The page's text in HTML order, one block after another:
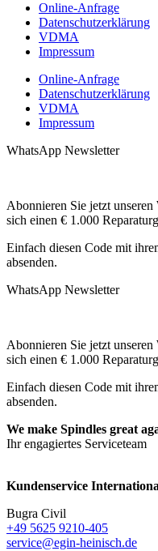
Online-Anfrage
Datenschutzerklärung
VDMA
Impressum
Online-Anfrage
Datenschutzerklärung
VDMA
Impressum
WhatsApp Newsletter
Abonnieren Sie jetzt
sich einen € 1.000
Einfach diesen Code mit
absenden.
WhatsApp Newsletter
Abonnieren Sie jetzt
sich einen € 1.000
Einfach diesen Code mit
absenden.
We make Spindles great
Ihr engagiertes Serviceteam
Kundenservice
Bugra Civil
+49 5625 9210-405
service@egin-heinisch.de